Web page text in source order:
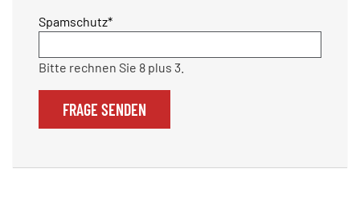
Pflichtfeld
Spamschutz*
Bitte rechnen Sie 8 plus 3.
FRAGE SENDEN